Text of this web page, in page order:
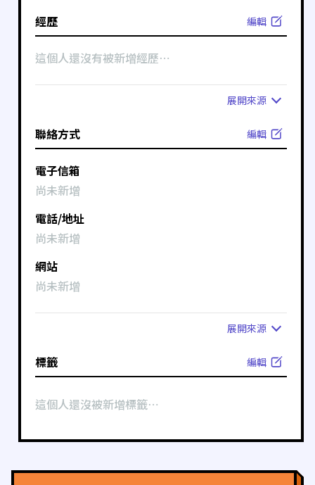
經歷 編輯
這個人還沒有被新增經歷⋯
展開來源
聯絡方式 編輯
電子信箱
尚未新增
電話/地址
尚未新增
網站
尚未新增
展開來源
標籤 編輯
這個人還沒被新增標籤⋯